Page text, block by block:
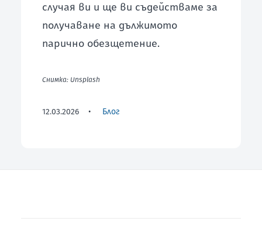
случая ви и ще ви съдействаме за
получаване на дължимото
парично обезщетение.
Снимка: Unsplash
12.03.2026 • Блог